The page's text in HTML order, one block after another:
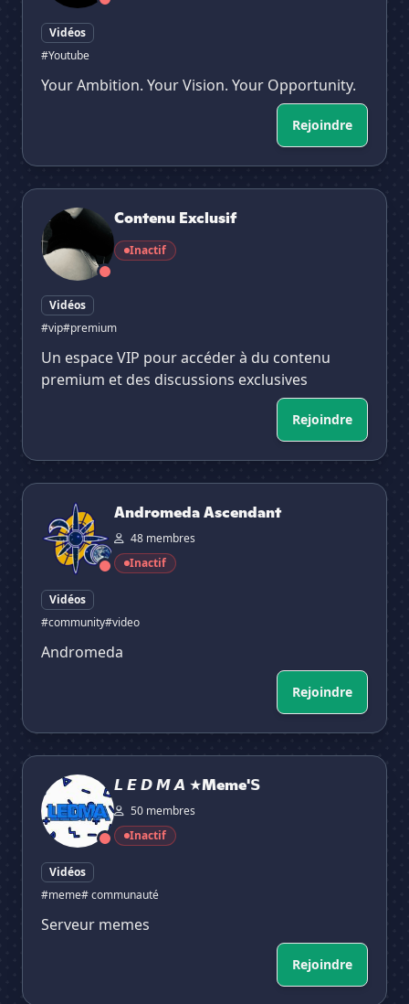
Vidéos
#Youtube
Your Ambition. Your Vision. Your Opportunity.
Rejoindre
Contenu Exclusif
Contenu Exclusif
Inactif
Vidéos
#vip#premium
Un espace VIP pour accéder à du contenu
premium et des discussions exclusives
Rejoindre
Andromeda Ascendant
Andromeda Ascendant
48 membres
Inactif
Vidéos
#community#video
Andromeda
Rejoindre
𝙇 𝙀 𝘿 𝙈 𝘼 ★Meme'𝗦
𝙇 𝙀 𝘿 𝙈 𝘼 ★Meme'𝗦
50 membres
Inactif
Vidéos
#meme# communauté
Serveur memes
Rejoindre